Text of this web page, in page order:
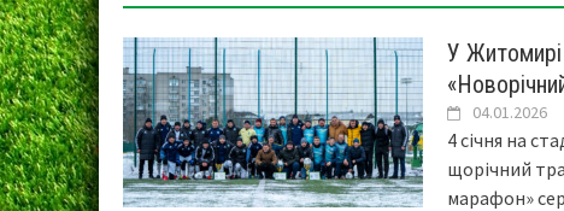
У Житомирі
04.01.2026
4 січня на
щорічний
марафон»